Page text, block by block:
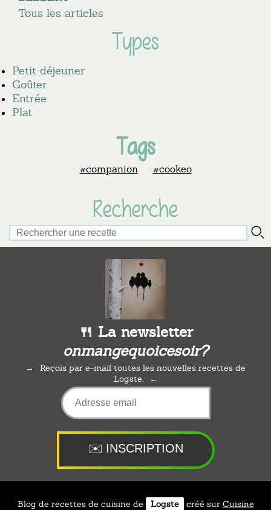
Tous les articles
Types
Petit déjeuner
Goûter
Entrée
Plat
Tags
#companion #cookeo
Recherche
🍴 La newsletter
onmangequoicesoir?
Reçois par e-mail toutes les nouvelles recettes de
Logste.
Blog de recettes de cuisine de Logste créé sur Cuisine